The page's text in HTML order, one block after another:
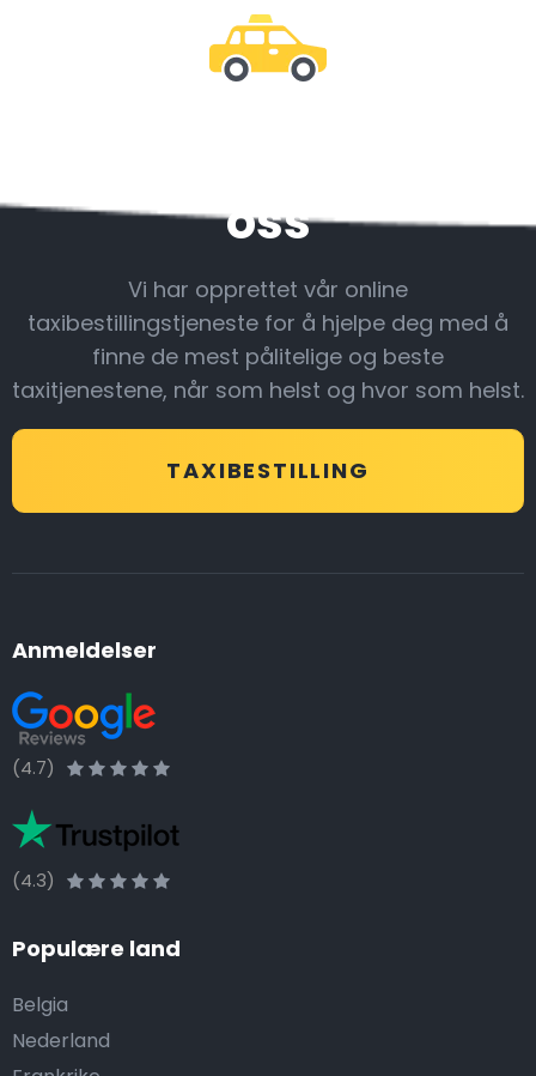
oss
Vi har opprettet vår online
taxibestillingstjeneste for å hjelpe deg med å
finne de mest pålitelige og beste
taxitjenestene, når som helst og hvor som helst.
TAXIBESTILLING
Anmeldelser
(4.7)
(4.3)
Populære land
Belgia
Nederland